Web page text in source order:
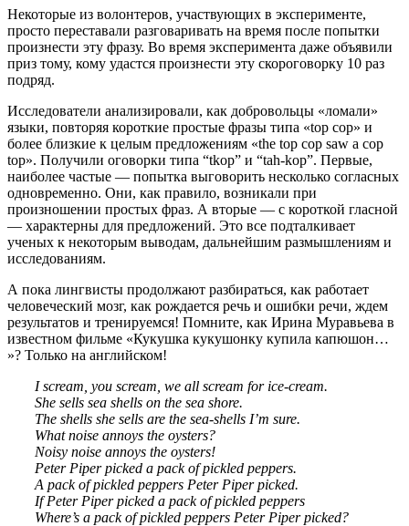
Некоторые из волонтеров, участвующих в эксперименте,
просто переставали разговаривать на время после попытки
произнести эту фразу. Во время эксперимента даже объявили
приз тому, кому удастся произнести эту скороговорку 10 раз
подряд.
Исследователи анализировали, как добровольцы «ломали»
языки, повторяя короткие простые фразы типа «top cop» и
более близкие к целым предложениям «the top cop saw a cop
top». Получили оговорки типа “tkop” и “tah-kop”. Первые,
наиболее частые — попытка выговорить несколько согласных
одновременно. Они, как правило, возникали при
произношении простых фраз. А вторые — с короткой гласной
— характерны для предложений. Это все подталкивает
ученых к некоторым выводам, дальнейшим размышлениям и
исследованиям.
А пока лингвисты продолжают разбираться, как работает
человеческий мозг, как рождается речь и ошибки речи, ждем
результатов и тренируемся! Помните, как Ирина Муравьева в
известном фильме «Кукушка кукушонку купила капюшон…
»? Только на английском!
I scream, you scream, we all scream for ice-cream.
She sells sea shells on the sea shore.
The shells she sells are the sea-shells I’m sure.
What noise annoys the oysters?
Noisy noise annoys the oysters!
Peter Piper picked a pack of pickled peppers.
A pack of pickled peppers Peter Piper picked.
If Peter Piper picked a pack of pickled peppers
Where’s a pack of pickled peppers Peter Piper picked?